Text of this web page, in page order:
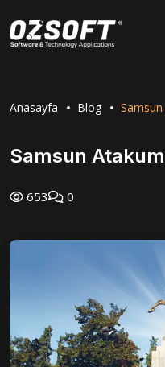
Anasayfa Blog
Samsun
653 0